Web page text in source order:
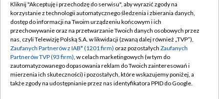
TVP
Abonament TVP
Emisja w TVP
Centrum informacji TVP
Naziemna Telewizja Cyfrowa
Regulamin TVP
Polityka prywatności
Moje zgody
Pomoc
Kliknij "Akceptuję i przechodzę do serwisu", aby wyrazić zgody na
korzystanie z technologii automatycznego śledzenia i zbierania danych,
dostęp do informacji na Twoim urządzeniu końcowym i ich
przechowywanie oraz na przetwarzanie Twoich danych osobowych przez
nas, czyli Telewizję Polską S.A. w likwidacji (zwaną dalej również „TVP”),
Zaufanych Partnerów z IAB* (1201 firm) oraz pozostałych Zaufanych
Partnerów TVP (93 firm), w celach marketingowych (w tym do
zautomatyzowanego dopasowania reklam do Twoich zainteresowań i
mierzenia ich skuteczności) i pozostałych, które wskazujemy poniżej, a
także zgody na udostępnianie przez nas identyfikatora PPID do Google.